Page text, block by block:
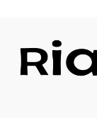
content